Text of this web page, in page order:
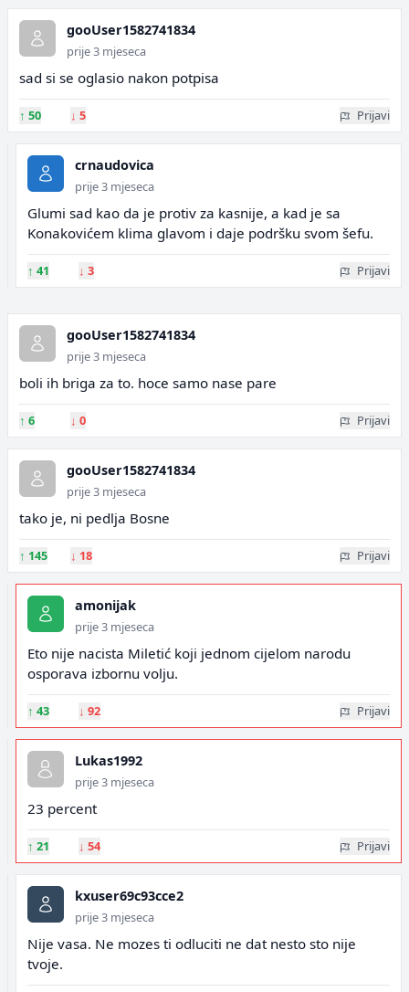
gooUser1582741834
prije 3 mjeseca
sad si se oglasio nakon potpisa
↑ 50 ↓ 5 Prijavi
crnaudovica
prije 3 mjeseca
Glumi sad kao da je protiv za kasnije, a kad je sa
Konakovićem klima glavom i daje podršku svom šefu.
↑ 41 ↓ 3 Prijavi
gooUser1582741834
prije 3 mjeseca
boli ih briga za to. hoce samo nase pare
↑ 6 ↓ 0 Prijavi
gooUser1582741834
prije 3 mjeseca
tako je, ni pedlja Bosne
↑ 145 ↓ 18 Prijavi
amonijak
prije 3 mjeseca
Eto nije nacista Miletić koji jednom cijelom narodu
osporava izbornu volju.
↑ 43 ↓ 92 Prijavi
Lukas1992
prije 3 mjeseca
23 percent
↑ 21 ↓ 54 Prijavi
kxuser69c93cce2
prije 3 mjeseca
Nije vasa. Ne mozes ti odluciti ne dat nesto sto nije
tvoje.